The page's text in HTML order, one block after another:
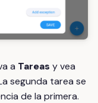
a Tareas y vea
segunda tarea se
de la primera.